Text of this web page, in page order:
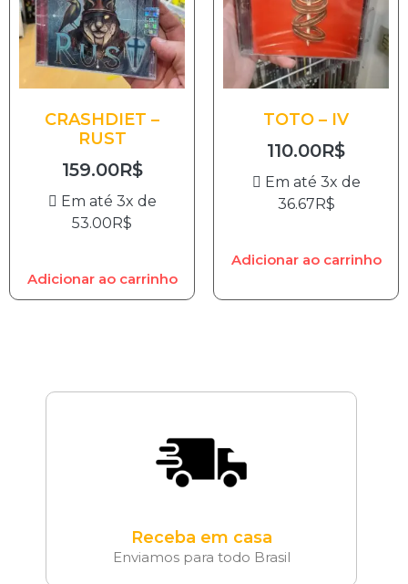
CRASHDIET –
RUST
159.00R$
Em até 3x de
53.00R$
Adicionar ao carrinho
TOTO – IV
110.00R$
Em até 3x de
36.67R$
Adicionar ao carrinho
Receba em casa
Enviamos para todo Brasil